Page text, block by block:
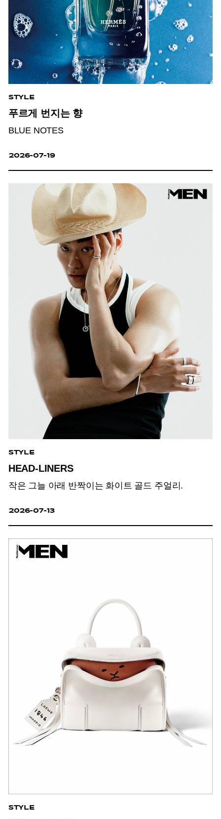
STYLE
푸르게 번지는 향
BLUE NOTES
2026-07-19
STYLE
HEAD-LINERS
작은 그늘 아래 반짝이는 화이트 골드 주얼리.
2026-07-13
STYLE